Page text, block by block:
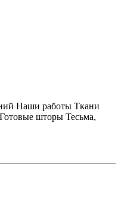
Наши работы Ткани
Готовые шторы Тесьма,